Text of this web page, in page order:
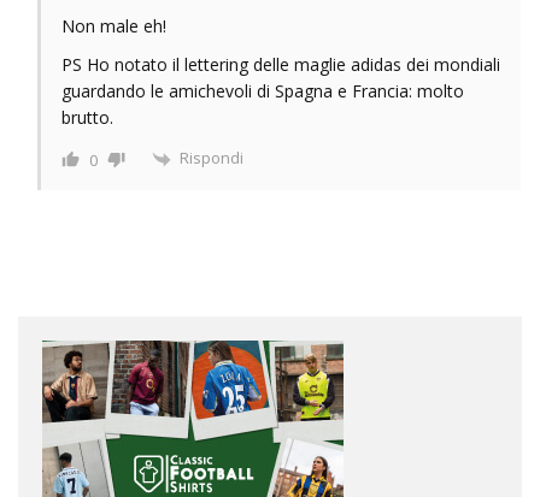
Non male eh!
PS Ho notato il lettering delle maglie adidas dei mondiali
guardando le amichevoli di Spagna e Francia: molto
brutto.
0 Rispondi